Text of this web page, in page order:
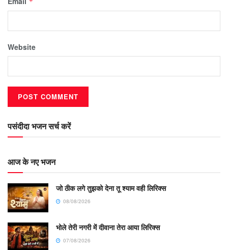
Website
पसंदीदा भजन सर्च करें
आज के नए भजन
जो ठीक लगे तुझको देना तू श्याम वही लिरिक्स
08/08/2026
भोले तेरी नगरी में दीवाना तेरा आया लिरिक्स
07/08/2026